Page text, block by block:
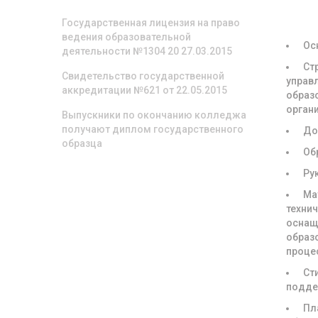
Государственная лицензия на право
ведения образовательной
деятельности №1304 20 27.03.2015
Свидетельство государственной
аккредитации №621 от 22.05.2015
Выпускники по окончанию колледжа
получают диплом государственного
образца